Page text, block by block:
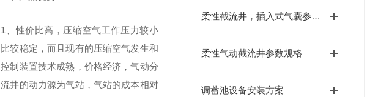
柔性截流井，插入式气囊参数设定
柔性气动截流井参数规格
调蓄池设备安装方案
1、性价比高 ，压缩空气工作压力较小
比较稳定，而且现有的压缩空气发生和
控制装置技术成熟，价格经济，气动分
流井的动力源为气站，气站的成本相对